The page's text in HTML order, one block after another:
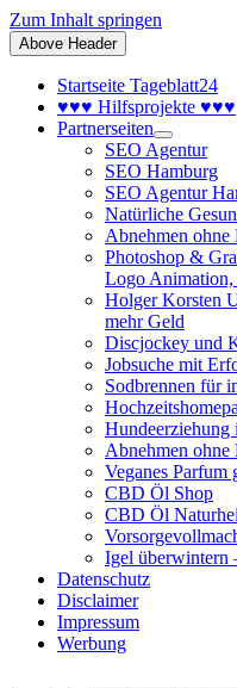
Zum Inhalt springen
Above Header
Startseite Tageblatt24
♥♥♥ Hilfsprojekte ♥♥♥
Partnerseiten
SEO Agentur
SEO Hamburg
SEO Agentur
Natürliche
Abnehmen ohne
Photoshop &
Logo
Holger Korsten
mehr Geld
Discjockey und
Jobsuche mit
Sodbrennen für
Hundeerziehung
Abnehmen ohne
Veganes Parfum
CBD Öl Shop
CBD Öl
Igel überwintern
Datenschutz
Disclaimer
Impressum
Werbung